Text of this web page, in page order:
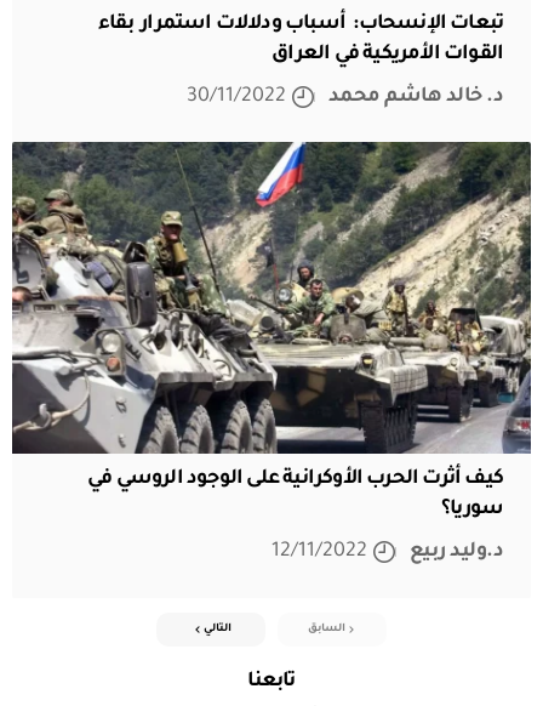
تبعات الإنسحاب: أسباب ودلالات استمرار بقاء
القوات الأمريكية في العراق
د. خالد هاشم محمد
30/11/2022
كيف أثرت الحرب الأوكرانية على الوجود الروسي في
سوريا؟
د.وليد ربيع
12/11/2022
السابق التالي
تابعنا